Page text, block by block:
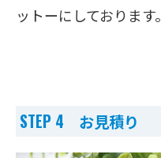
ットーにしております。
STEP 4 お見積り